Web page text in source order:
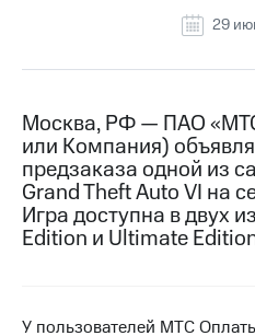
Руководство
Контакты
Медиа-центр
Пресс-
релизы
о технологиях 29
Москва, РФ — ПАО
или Компания)
предзаказа одной из
Grand Theft Auto VI на
Игра доступна в двух
Edition и Ultimate
У пользователей МТС